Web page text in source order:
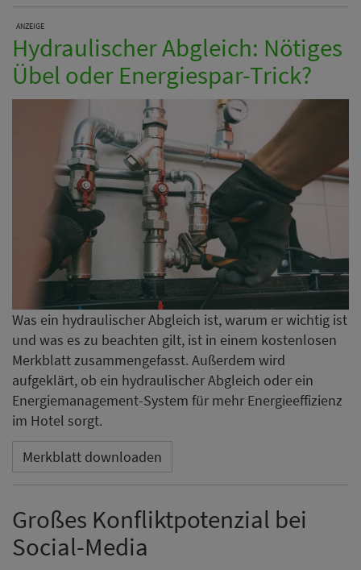
ANZEIGE
Hydraulischer Abgleich: Nötiges
Übel oder Energiespar-Trick?
Was ein hydraulischer Abgleich ist, warum er wichtig ist
und was es zu beachten gilt, ist in einem kostenlosen
Merkblatt zusammengefasst. Außerdem wird
aufgeklärt, ob ein hydraulischer Abgleich oder ein
Energiemanagement-System für mehr Energieeffizienz
im Hotel sorgt.
Merkblatt downloaden
Großes Konfliktpotenzial bei
Social-Media